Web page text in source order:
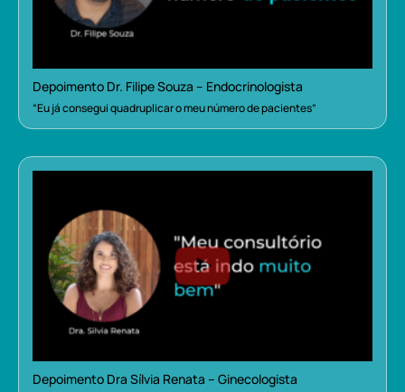
Depoimento Dr. Filipe Souza – Endocrinologista
“Eu já consegui quadruplicar o meu número de pacientes”
Depoimento Dra Sílvia Renata – Ginecologista